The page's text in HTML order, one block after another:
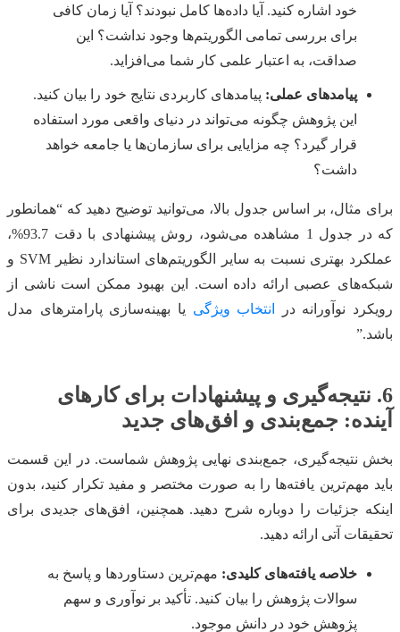
خود اشاره کنید. آیا داده‌ها کامل نبودند؟ آیا زمان کافی
برای بررسی تمامی الگوریتم‌ها وجود نداشت؟ این
صداقت، به اعتبار علمی کار شما می‌افزاید.
پیامدهای عملی: پیامدهای کاربردی نتایج خود را بیان کنید.
این پژوهش چگونه می‌تواند در دنیای واقعی مورد استفاده
قرار گیرد؟ چه مزایایی برای سازمان‌ها یا جامعه خواهد
داشت؟
برای مثال، بر اساس جدول بالا، می‌توانید توضیح دهید که “همانطور
که در جدول 1 مشاهده می‌شود، روش پیشنهادی با دقت 93.7%،
عملکرد بهتری نسبت به سایر الگوریتم‌های استاندارد نظیر SVM و
شبکه‌های عصبی ارائه داده است. این بهبود ممکن است ناشی از
رویکرد نوآورانه در
انتخاب ویژگی یا بهینه‌سازی پارامترهای مدل
باشد.”
6. نتیجه‌گیری و پیشنهادات برای کارهای
آینده: جمع‌بندی و افق‌های جدید
بخش نتیجه‌گیری، جمع‌بندی نهایی پژوهش شماست. در این قسمت
باید مهم‌ترین یافته‌ها را به صورت مختصر و مفید تکرار کنید، بدون
اینکه جزئیات را دوباره شرح دهید. همچنین، افق‌های جدیدی برای
تحقیقات آتی ارائه دهید.
خلاصه یافته‌های کلیدی: مهم‌ترین دستاوردها و پاسخ به
سوالات پژوهش را بیان کنید. تأکید بر نوآوری و سهم
پژوهش خود در دانش موجود.